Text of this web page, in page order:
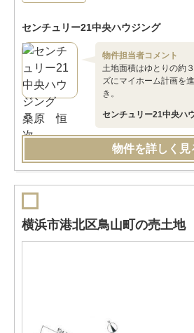
センチュリー21中央ハウジング
物件担当者コメント
土地面積はゆとりの約
ズにマイホーム計画を
き。
センチュリー21中央
物件を詳しく見
横浜市港北区鳥山町の売土地